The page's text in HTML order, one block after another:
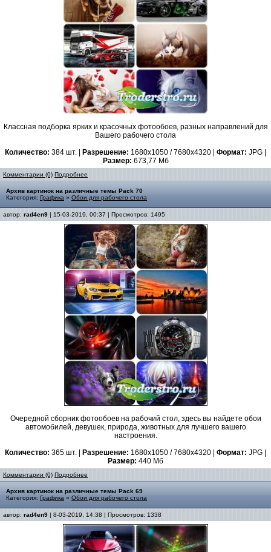
Классная подборка ярких и красочных фотообоев, разных направлений для
Вашего рабочего стола
Количество: 384 шт. | Разрешение: 1680x1050 / 7680x4320 | Формат: JPG |
Размер: 673,77 Мб
Комментарии (0) Подробнее
Архив картинок на различные темы Pack 70
Категория: Графика » Обои для рабочего стола
автор: rad4en9 | 15-03-2019, 00:37 | Просмотров: 1495
Очередной сборник фотообоев на рабочий стол, здесь вы найдете обои
автомобилей, девушек, природа, животных для лучшего вашего
настроения.
Количество: 365 шт. | Разрешение: 1680x1050 / 7680x4320 | Формат: JPG |
Размер: 440 Мб
Комментарии (0) Подробнее
Архив картинок на различные темы Pack 69
Категория: Графика » Обои для рабочего стола
автор: rad4en9 | 8-03-2019, 14:38 | Просмотров: 1338